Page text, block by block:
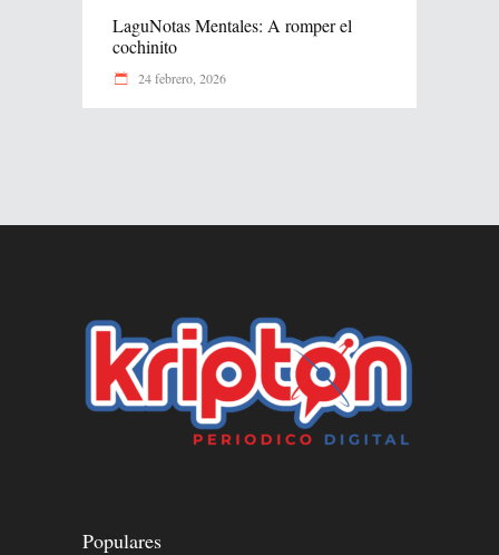
LaguNotas Mentales: A romper el
cochinito
24 febrero, 2026
Populares